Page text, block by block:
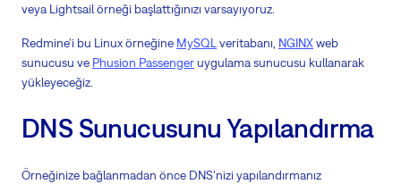
veya Lightsail örneği başlattığınızı varsayıyoruz.
Redmine'i bu Linux örneğine MySQL veritabanı, NGINXweb
sunucusu ve Phusion Passengeruygulama sunucusu kullanarak
yükleyeceğiz.
DNS Sunucusunu Yapılandırma
Örneğinize bağlanmadan önce DNS'nizi yapılandırmanız